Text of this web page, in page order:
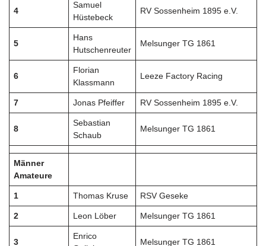
4
Samuel
Hüstebeck
RV Sossenheim 1895 e.V.
5
Hans
Hutschenreuter
Melsunger TG 1861
6
Florian
Klassmann
Leeze Factory Racing
7 Jonas Pfeiffer RV Sossenheim 1895 e.V.
8
Sebastian
Schaub
Melsunger TG 1861
Männer
Amateure
1 Thomas Kruse RSV Geseke
2 Leon Löber Melsunger TG 1861
3
Enrico
Melsunger TG 1861